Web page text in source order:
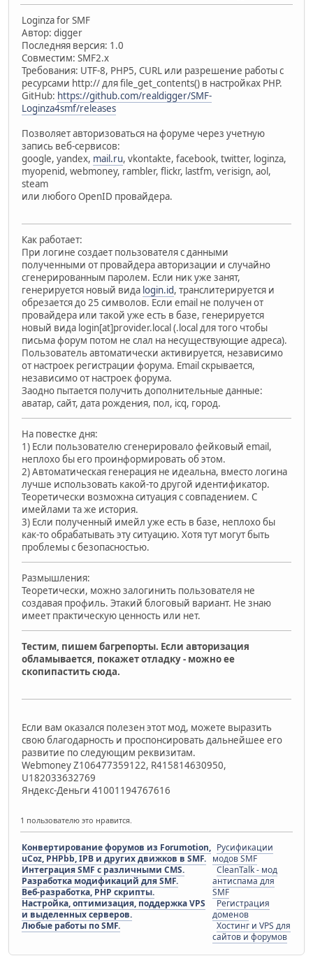
Loginza for SMF
Автор: digger
Последняя версия: 1.0
Совместим: SMF2.x
Требования: UTF-8, PHP5, CURL или разрешение работы c
ресурсами http:// для file_get_contents() в настройках PHP.
GitHub: https://github.com/realdigger/SMF-
Loginza4smf/releases
Позволяет авторизоваться на форуме через учетную
запись веб-сервисов:
google, yandex, mail.ru, vkontakte, facebook, twitter, loginza,
myopenid, webmoney, rambler, flickr, lastfm, verisign, aol,
steam
или любого OpenID провайдера.
Как работает:
При логине создает пользователя с данными
полученными от провайдера авторизации и случайно
сгенерированным паролем. Если ник уже занят,
генерируется новый вида login.id, транслитерируется и
обрезается до 25 символов. Если email не получен от
провайдера или такой уже есть в базе, генерируется
новый вида login[at]provider.local (.local для того чтобы
письма форум потом не слал на несуществующие адреса).
Пользователь автоматически активируется, независимо
от настроек регистрации форума. Email скрывается,
независимо от настроек форума.
Заодно пытается получить дополнительные данные:
аватар, сайт, дата рождения, пол, icq, город.
На повестке дня:
1) Если пользователю сгенерировало фейковый email,
неплохо бы его проинформировать об этом.
2) Автоматическая генерация не идеальна, вместо логина
лучше использовать какой-то другой идентификатор.
Теоретически возможна ситуация с совпадением. С
имейлами та же история.
3) Если полученный имейл уже есть в базе, неплохо бы
как-то обрабатывать эту ситуацию. Хотя тут могут быть
проблемы с безопасностью.
Размышления:
Теоретически, можно залогинить пользователя не
создавая профиль. Этакий блоговый вариант. Не знаю
имеет практическую ценность или нет.
Тестим, пишем багрепорты. Если авторизация
обламывается, покажет отладку - можно ее
скопипастить сюда.
Если вам оказался полезен этот мод, можете выразить
свою благодарность и проспонсировать дальнейшее его
развитие по следующим реквизитам.
Webmoney Z106477359122, R415814630950,
U182033632769
Яндекс-Деньги 41001194767616
1 пользователю это нравится.
Конвертирование форумов из Forumotion,
uCoz, PHPbb, IPB и других движков в SMF.
Интеграция SMF с различными CMS.
Разработка модификаций для SMF.
Веб-разработка, PHP скрипты.
Настройка, оптимизация, поддержка VPS
и выделенных серверов.
Любые работы по SMF.
Русификации
модов SMF
CleanTalk - мод
антиспама для
SMF
Регистрация
доменов
Хостинг и VPS для
сайтов и форумов